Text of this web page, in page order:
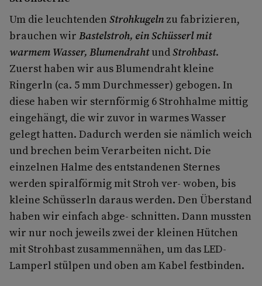
Um die leuchtenden Strohkugelnzu fabrizieren,
brauchen wir Bastelstroh, ein Schüsserl mit
warmem Wasser, BlumendrahtundStrohbast.
Zuerst haben wir aus Blumendraht kleine
Ringerln (ca. 5 mm Durchmesser) gebogen. In
diese haben wir sternförmig 6 Strohhalme mittig
eingehängt, die wir zuvor in warmes Wasser
gelegt hatten. Dadurch werden sie nämlich weich
und brechen beim Verarbeiten nicht. Die
einzelnen Halme des entstandenen Sternes
werden spiralförmig mit Stroh ver- woben, bis
kleine Schüsserln daraus werden. Den Überstand
haben wir einfach abge- schnitten. Dann mussten
wir nur noch jeweils zwei der kleinen Hütchen
mit Strohbast zusammennähen, um das LED-
Lamperl stülpen und oben am Kabel festbinden.